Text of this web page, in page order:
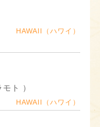
HAWAII（ハワイ）
ト ）
HAWAII（ハワイ）